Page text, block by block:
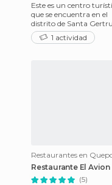
Este es un centro
que se encuentra en el
distrito de Santa
Cantón de Grecia,
que une este cantón con
1 actividad
Restaurantes en
Restaurante El Avion
(5)